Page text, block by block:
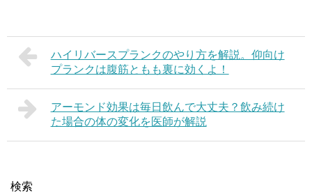
ハイリバースプランクのやり方を解説。仰向け
プランクは腹筋ともも裏に効くよ！
アーモンド効果は毎日飲んで大丈夫？飲み続け
た場合の体の変化を医師が解説
検索